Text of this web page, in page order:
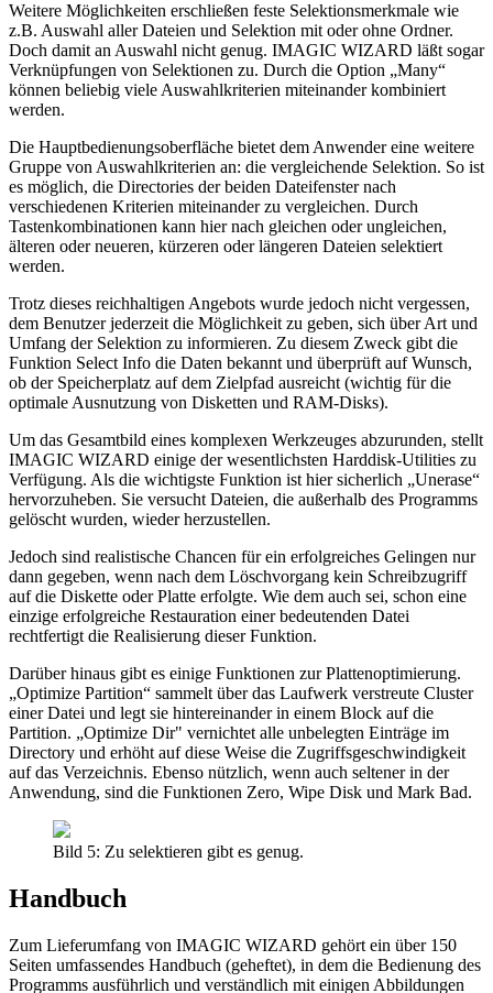
Weitere Möglichkeiten erschließen feste Selektionsmerkmale wie
z.B. Auswahl aller Dateien und Selektion mit oder ohne Ordner.
Doch damit an Auswahl nicht genug. IMAGIC WIZARD läßt sogar
Verknüpfungen von Selektionen zu. Durch die Option „Many“
können beliebig viele Auswahlkriterien miteinander kombiniert
werden.
Die Hauptbedienungsoberfläche bietet dem Anwender eine weitere
Gruppe von Auswahlkriterien an: die vergleichende Selektion. So ist
es möglich, die Directories der beiden Dateifenster nach
verschiedenen Kriterien miteinander zu vergleichen. Durch
Tastenkombinationen kann hier nach gleichen oder ungleichen,
älteren oder neueren, kürzeren oder längeren Dateien selektiert
werden.
Trotz dieses reichhaltigen Angebots wurde jedoch nicht vergessen,
dem Benutzer jederzeit die Möglichkeit zu geben, sich über Art und
Umfang der Selektion zu informieren. Zu diesem Zweck gibt die
Funktion Select Info die Daten bekannt und überprüft auf Wunsch,
ob der Speicherplatz auf dem Zielpfad ausreicht (wichtig für die
optimale Ausnutzung von Disketten und RAM-Disks).
Um das Gesamtbild eines komplexen Werkzeuges abzurunden, stellt
IMAGIC WIZARD einige der wesentlichsten Harddisk-Utilities zu
Verfügung. Als die wichtigste Funktion ist hier sicherlich „Unerase“
hervorzuheben. Sie versucht Dateien, die außerhalb des Programms
gelöscht wurden, wieder herzustellen.
Jedoch sind realistische Chancen für ein erfolgreiches Gelingen nur
dann gegeben, wenn nach dem Löschvorgang kein Schreibzugriff
auf die Diskette oder Platte erfolgte. Wie dem auch sei, schon eine
einzige erfolgreiche Restauration einer bedeutenden Datei
rechtfertigt die Realisierung dieser Funktion.
Darüber hinaus gibt es einige Funktionen zur Plattenoptimierung.
„Optimize Partition“ sammelt über das Laufwerk verstreute Cluster
einer Datei und legt sie hintereinander in einem Block auf die
Partition. „Optimize Dir" vernichtet alle unbelegten Einträge im
Directory und erhöht auf diese Weise die Zugriffsgeschwindigkeit
auf das Verzeichnis. Ebenso nützlich, wenn auch seltener in der
Anwendung, sind die Funktionen Zero, Wipe Disk und Mark Bad.
Bild 5: Zu selektieren gibt es genug.
Handbuch
Zum Lieferumfang von IMAGIC WIZARD gehört ein über 150
Seiten umfassendes Handbuch (geheftet), in dem die Bedienung des
Programms ausführlich und verständlich mit einigen Abbildungen